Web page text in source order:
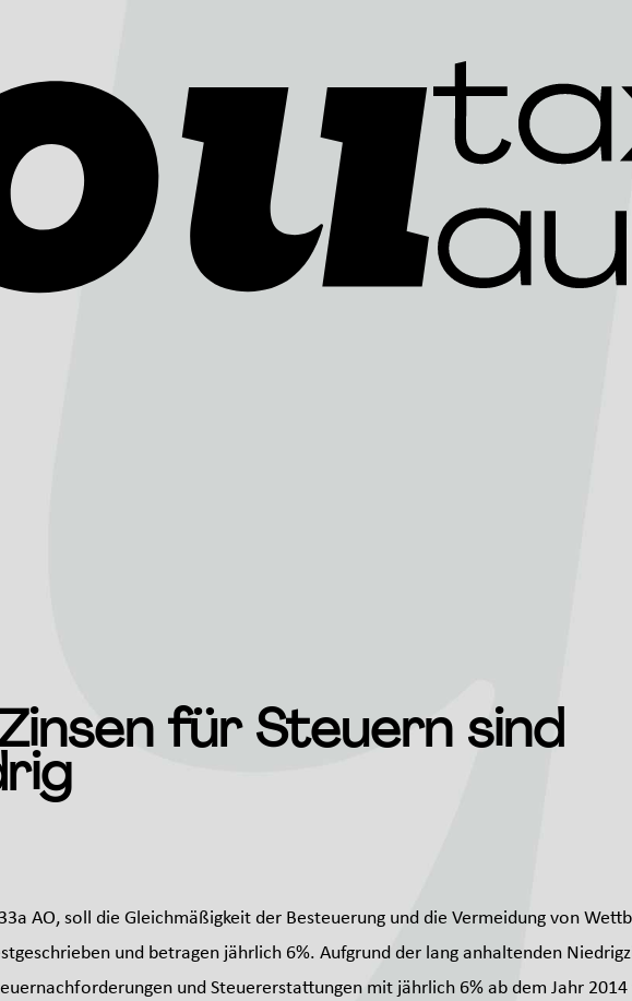
für Steuern sind
AO, soll die Gleichmäßigkeit der Besteuerung und die Vermeidung von
und betragen jährlich 6%. Aufgrund der lang anhaltenden
und Steuererstattungen mit jährlich 6% ab dem Jahr